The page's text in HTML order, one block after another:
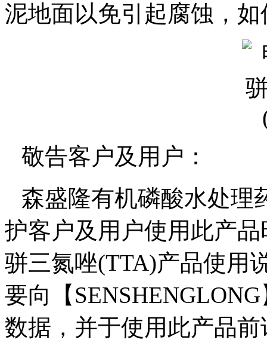
泥地面以免引起腐蚀，
敬告客户及用户：
森盛隆有机磷酸水处理
护客户及用户使用此产
骈三氮唑(TTA)产品使用
要向【 SENSHENGLONG
数据，并于使用此产品